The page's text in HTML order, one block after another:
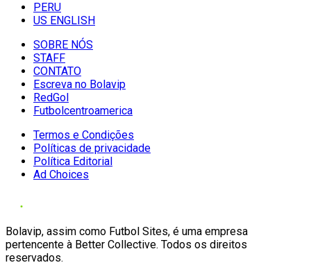
PERU
US ENGLISH
SOBRE NÓS
STAFF
CONTATO
Escreva no Bolavip
RedGol
Futbolcentroamerica
Termos e Condições
Políticas de privacidade
Política Editorial
Ad Choices
Bolavip, assim como Futbol Sites, é uma empresa
pertencente à Better Collective. Todos os direitos
reservados.